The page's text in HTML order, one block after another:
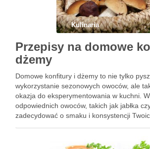
Kulinaria
Przepisy na domowe
dżemy
Domowe konfitury i dżemy to nie tylko
wykorzystanie sezonowych owoców, ale
okazja do eksperymentowania w kuchni.
odpowiednich owoców, takich jak jabłka
zadecydować o smaku i konsystencji